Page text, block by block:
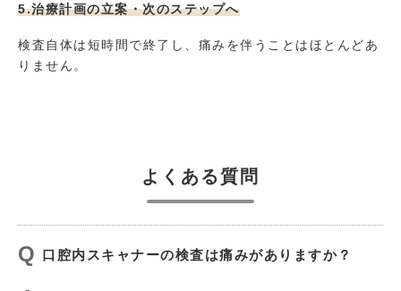
5.治療計画の立案・次のステップへ
検査自体は短時間で終了し、痛みを伴うことはほとんどあ
りません。
よくある質問
口腔内スキャナーの検査は痛みがありますか？